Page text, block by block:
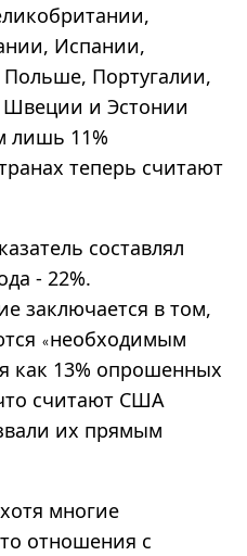
Испании,
Португалии,
и Эстонии
лишь 11%
теперь считают
составлял
- 22%.
заключается в том,
«необходимым
как 13% опрошенных
считают США
их прямым
многие
отношения с